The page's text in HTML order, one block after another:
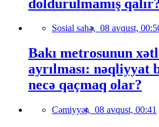
doldurulmamış
Sosial sahə, 08 avqust,
Bakı metrosunun
ayrılması: nəqliyyat
necə qaçmaq olar?
Cəmiyyət, 08 avqust, 00:41